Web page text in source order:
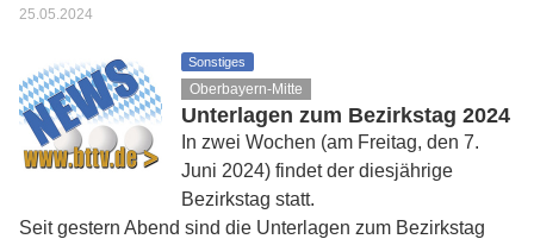
25.05.2024
Sonstiges
Oberbayern-Mitte
Unterlagen zum Bezirkstag 2024
In zwei Wochen (am Freitag, den 7.
Juni 2024) findet der diesjährige
Bezirkstag statt.
Seit gestern Abend sind die Unterlagen zum Bezirkstag